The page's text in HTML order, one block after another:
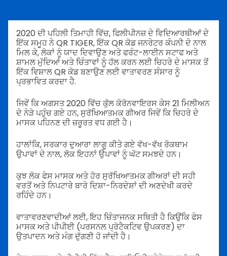
2020 ਦੀ ਪਹਿਲੀ ਤਿਮਾਹੀ ਵਿੱਚ, ਫਿਲੀਪੀਨਜ਼ ਦੇ ਵਿਦਿਆਰਥੀਆਂ ਦੇ
ਇੱਕ ਸਮੂਹ ਨੇ QR TIGER, ਇੱਕ QR ਕੋਡ ਜਨਰੇਟਰ ਕੰਪਨੀ ਦੇ ਨਾਲ
ਮਿਲ ਕੇ, ਲੋਕਾਂ ਨੂੰ ਯਾਦ ਦਿਵਾਉਣ ਅਤੇ ਫਰੰਟ-ਲਾਈਨ ਸਟਾਫ ਅਤੇ
ਸ਼ਾਮਲ ਮੁੱਦਿਆਂ ਅਤੇ ਚਿੰਤਾਵਾਂ ਨੂੰ ਹੱਲ ਕਰਨ ਲਈ ਚਿਹਰੇ ਦੇ ਮਾਸਕ ਤੋਂ
ਇੱਕ ਵਿਸ਼ਾਲ QR ਕੋਡ ਬਣਾਉਣ ਲਈ ਵਾਤਾਵਰਣ ਸੰਸਾਰ ਨੂੰ
ਪ੍ਰਭਾਵਿਤ ਕਰਦਾ ਹੈ.
ਜਿਵੇਂ ਕਿ ਅਗਸਤ 2020 ਵਿੱਚ ਕੁੱਲ ਕੋਰੋਨਵਾਇਰਸ ਕੇਸ 21 ਮਿਲੀਅਨ
ਦੇ ਨੇੜੇ ਪਹੁੰਚ ਗਏ ਹਨ, ਸੁਰੱਖਿਆਤਮਕ ਗੀਅਰ ਜਿਵੇਂ ਕਿ ਚਿਹਰੇ ਦੇ
ਮਾਸਕ ਪਹਿਨਣ ਦੀ ਜ਼ਰੂਰਤ ਵਧ ਗਈ ਹੈ।
ਹਾਲਾਂਕਿ, ਸਰਕਾਰ ਦੁਆਰਾ ਲਾਗੂ ਕੀਤੇ ਗਏ ਵੱਖ-ਵੱਖ ਰੋਕਥਾਮ
ਉਪਾਵਾਂ ਦੇ ਨਾਲ, ਲੋਕ ਇਹਨਾਂ ਉਪਾਵਾਂ ਨੂੰ ਘੱਟ ਸਮਝਦੇ ਹਨ।
ਕੁਝ ਲੋਕ ਫੇਸ ਮਾਸਕ ਅਤੇ ਹੋਰ ਸੁਰੱਖਿਆਤਮਕ ਗੀਅਰਾਂ ਦੀ ਸਹੀ
ਵਰਤੋਂ ਅਤੇ ਨਿਪਟਾਰੇ ਬਾਰੇ ਦਿਸ਼ਾ-ਨਿਰਦੇਸ਼ਾਂ ਦੀ ਅਣਦੇਖੀ ਕਰਦੇ
ਰਹਿੰਦੇ ਹਨ।
ਵਾਤਾਵਰਣਵਾਦੀਆਂ ਲਈ, ਇਹ ਚਿੰਤਾਜਨਕ ਸਥਿਤੀ ਹੈ ਕਿਉਂਕਿ ਫੇਸ
ਮਾਸਕ ਅਤੇ ਪੀਪੀਈ (ਪਰਸਨਲ ਪ੍ਰੋਟੈਕਟਿਵ ਉਪਕਰਣ) ਦਾ
ਉਤਪਾਦਨ ਅਤੇ ਮੰਗ ਦੁੱਗਣੀ ਹੋ ਜਾਂਦੀ ਹੈ।